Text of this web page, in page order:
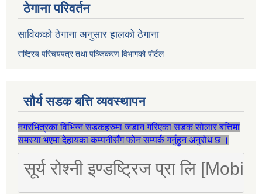
ठेगाना परिवर्तन
साविकको ठेगाना अनुसार हालको ठेगाना
राष्ट्रिय परिचयपत्र तथा पञ्जिकरण विभागको पोर्टल
सौर्य सडक बत्ति व्यवस्थापन
नगरभित्रका विभिन्न सडकहरुमा जडान गरिएका सडक सोलार बत्तिमा
समस्या भएमा देहायका कम्पनीसँग फोन सम्पर्क गर्नुहुन अनुरोध छ ।
सूर्य रोश्नी इण्डष्ट्रिज प्रा लि